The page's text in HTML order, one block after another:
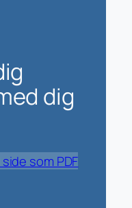
dig
som PDF